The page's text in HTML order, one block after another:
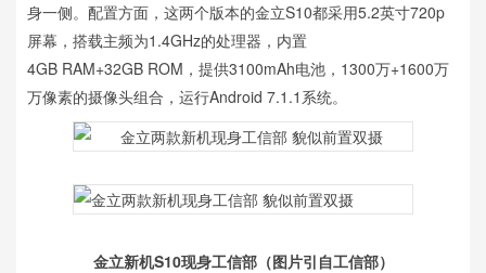
身一侧。配置方面，这两个版本的金立S10都采用5.2英寸720p
屏幕，搭载主频为1.4GHz的处理器，内置
4GB RAM+32GB ROM，提供3100mAh电池，1300万+1600万
万像素的摄像头组合，运行Android 7.1.1系统。
金立新机S10现身工信部（图片引自工信部）